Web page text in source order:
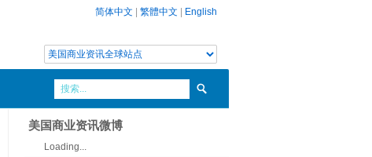
简体中文 繁體中文 English
美国商业资讯微博
Loading...